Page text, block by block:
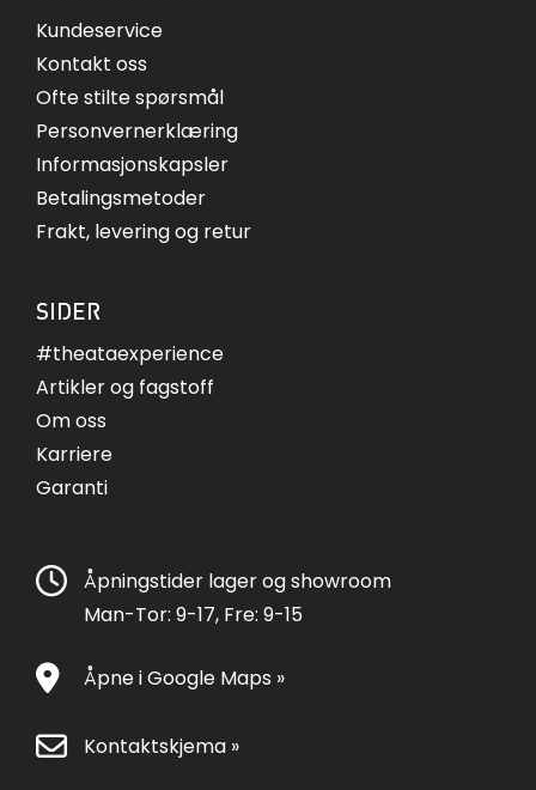
Kundeservice
Kontakt oss
Ofte stilte spørsmål
Personvernerklæring
Informasjonskapsler
Betalingsmetoder
Frakt, levering og retur
SIDER
#theataexperience
Artikler og fagstoff
Om oss
Karriere
Garanti
Åpningstider lager og showroom
Man-Tor: 9-17, Fre: 9-15
Åpne i Google Maps »
Kontaktskjema »